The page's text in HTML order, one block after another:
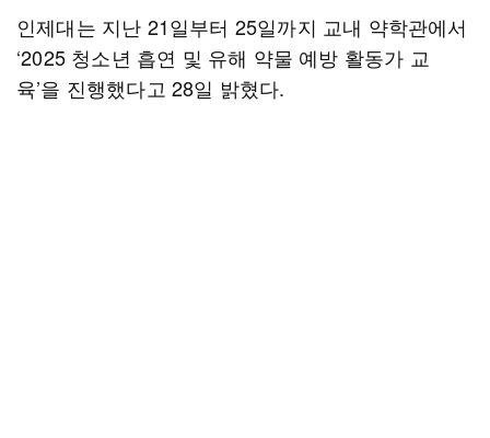
인제대는 지난 21일부터 25일까지 교내 약학관에서
‘2025 청소년 흡연 및 유해 약물 예방 활동가 교
육’을 진행했다고 28일 밝혔다.